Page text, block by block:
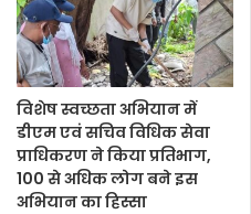
विशेष स्वच्छता अभियान में
डीएम एवं सचिव विधिक सेवा
प्राधिकरण ने किया प्रतिभाग,
100 से अधिक लोग बने इस
अभियान का हिस्सा